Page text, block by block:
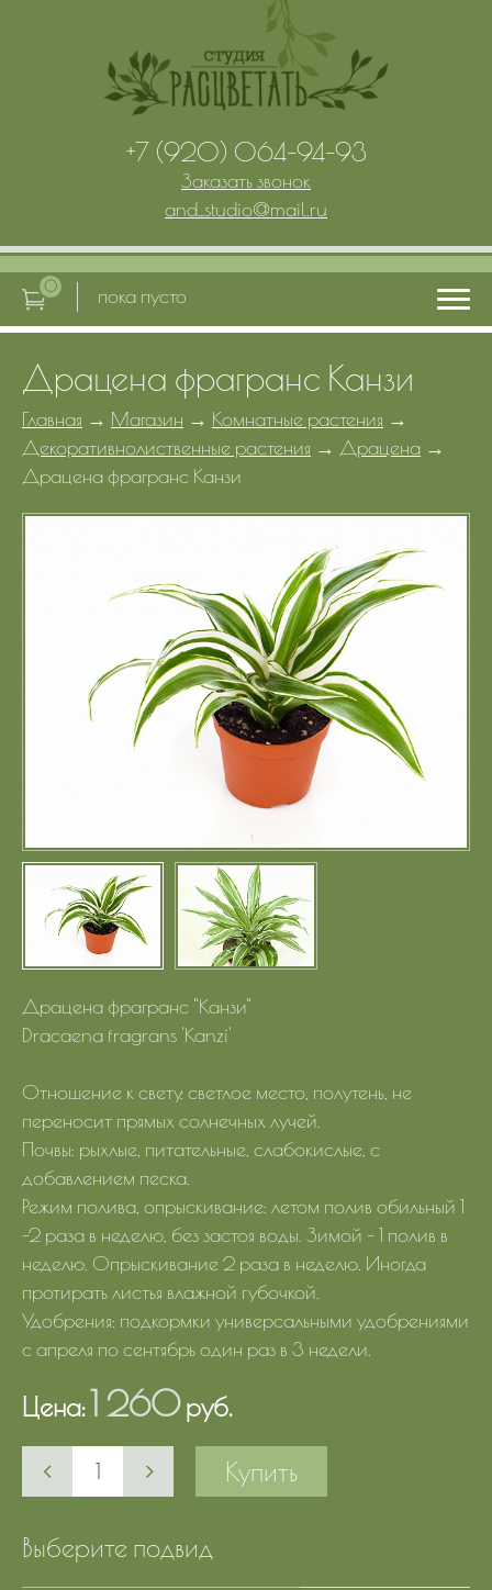
Драцена фрагранс Канзи
Главная → Магазин → Комнатные растения →
Декоративнолиственные растения → Драцена →
Драцена фрагранс Канзи
Драцена фрагранс "Канзи"
Dracaena fragrans 'Kanzi'
Отношение к свету: светлое место, полутень, не
переносит прямых солнечных лучей.
Почвы: рыхлые, питательные, слабокислые, с
добавлением песка.
Режим полива, опрыскивание: летом полив обильный 1
-2 раза в неделю, без застоя воды. Зимой – 1 полив в
неделю. Опрыскивание 2 раза в неделю. Иногда
протирать листья влажной губочкой.
Удобрения: подкормки универсальными удобрениями
с апреля по сентябрь один раз в 3 недели.
Цена:1 260руб.
Купить
Выберите подвид
+7 (920) 064-94-93
Заказать звонок
and_studio@mail.ru
0 пока пусто
Главная
Услуги
Портфолио
Цены
Контакты